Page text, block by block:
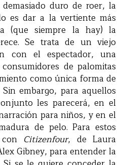
duro de roer, la
es dar a la vertiente más
(que siempre la hay) la
Se trata de un viejo
con el espectador, una
de palomitas
como única forma de
embargo, para aquellos
les parecerá, en el
para niños, y en el
de pelo. Para estos
Citizenfour, de Laura
Gibney, para entender la